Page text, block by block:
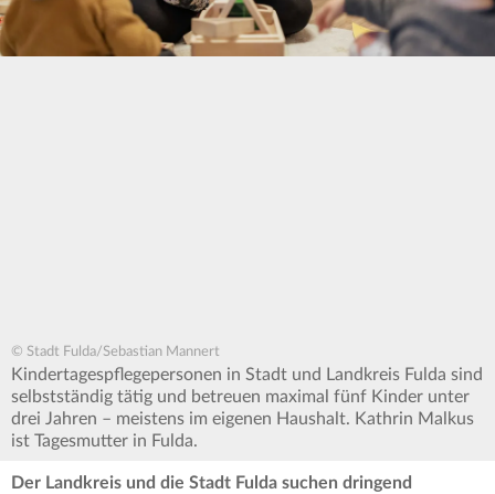
© Stadt Fulda/Sebastian Mannert
Kindertagespflegepersonen in Stadt und Landkreis Fulda sind
selbstständig tätig und betreuen maximal fünf Kinder unter
drei Jahren – meistens im eigenen Haushalt. Kathrin Malkus
ist Tagesmutter in Fulda.
Der Landkreis und die Stadt Fulda suchen dringend